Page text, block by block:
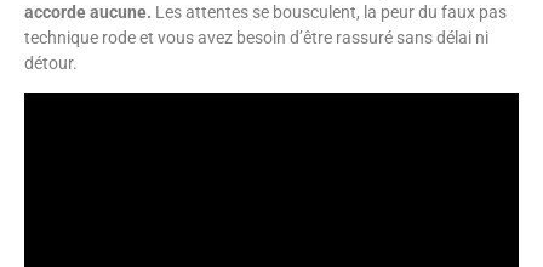
accorde aucune. Les attentes se bousculent, la peur du faux pas
technique rode et vous avez besoin d’être rassuré sans délai ni
détour.